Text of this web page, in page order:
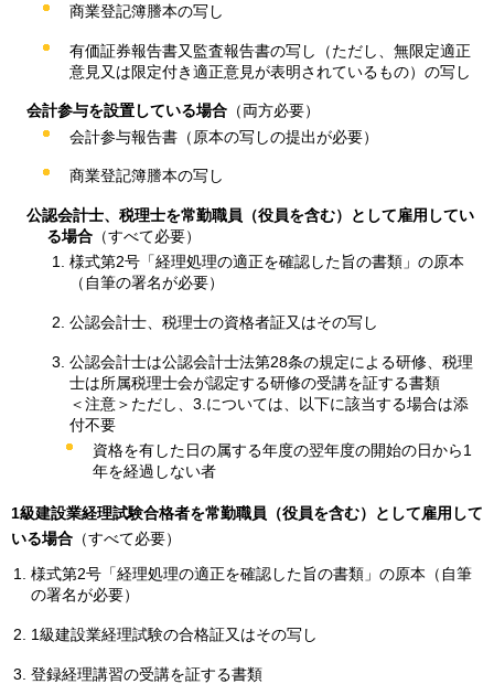
商業登記簿謄本の写し
有価証券報告書又監査報告書の写し（ただし、無限定適正
意見又は限定付き適正意見が表明されているもの）の写し
会計参与を設置している場合（両方必要）
会計参与報告書（原本の写しの提出が必要）
商業登記簿謄本の写し
公認会計士、税理士を常勤職員（役員を含む）として雇用してい
る場合 （すべて必要）
様式第2号「経理処理の適正を確認した旨の書類」の原本
（自筆の署名が必要）
公認会計士、税理士の資格者証又はその写し
公認会計士は公認会計士法第28条の規定による研修、税理
士は所属税理士会が認定する研修の受講を証する書類
＜注意＞ただし、3.については、以下に該当する場合は添
付不要
資格を有した日の属する年度の翌年度の開始の日から1
年を経過しない者
1級建設業経理試験合格者を常勤職員（役員を含む）として雇用して
いる場合 （すべて必要）
様式第2号「経理処理の適正を確認した旨の書類」の原本（自筆
の署名が必要）
1級建設業経理試験の合格証又はその写し
登録経理講習の受講を証する書類